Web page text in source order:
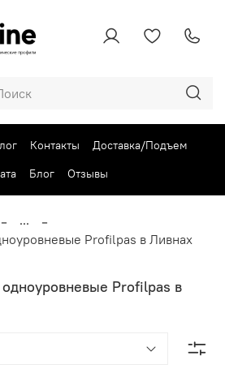
Контакты
Доставка/Подъем
Блог Отзывы
...
Profilpas в Ливнах
Profilpas в